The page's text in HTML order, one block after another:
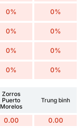
0% 0%
0% 0%
0% 0%
0% 0%
Zorros
Puerto
Morelos
Trung bình
0.00 0.00